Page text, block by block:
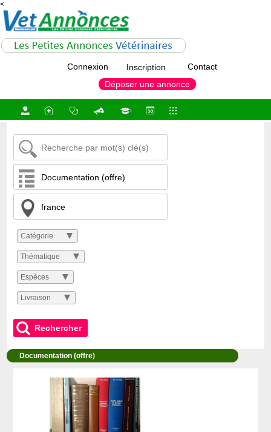
<
Déposer une annonce
Connexion Inscription Contact
Catégorie
Thématique
Espèces
Livraison
Rechercher
Documentation (offre)